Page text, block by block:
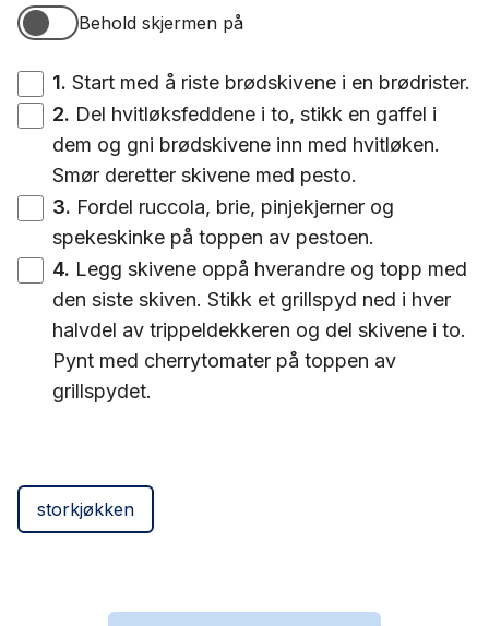
Behold skjermen på
Behold skjermen på
1. Start med å riste brødskivene i en brødrister.
2. Del hvitløksfeddene i to, stikk en gaffel i
dem og gni brødskivene inn med hvitløken.
Smør deretter skivene med pesto.
3. Fordel ruccola, brie, pinjekjerner og
spekeskinke på toppen av pestoen.
4. Legg skivene oppå hverandre og topp med
den siste skiven. Stikk et grillspyd ned i hver
halvdel av trippeldekkeren og del skivene i to.
Pynt med cherrytomater på toppen av
grillspydet.
storkjøkken